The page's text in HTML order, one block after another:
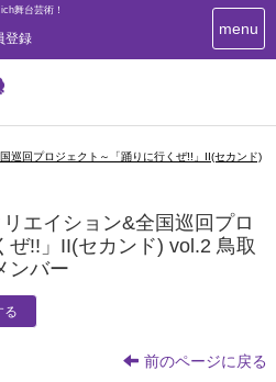
舞台芸術！
登録
T
o
n
g
n
menu
巡回プロジェクト～「踊りに行くぜ!!」II(セカンド)
エイション&全国巡回プロ
ぜ!!」II(セカンド) vol.2 鳥取
ンバー
る
前のページに戻る